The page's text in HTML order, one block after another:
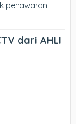
penawaran
dari AHLI